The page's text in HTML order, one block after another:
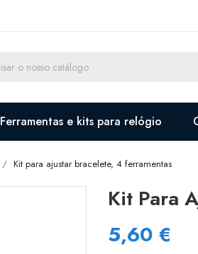
Ferramentas e kits para relógio
Kit para ajustar bracelete, 4 ferramentas
Kit Para
5,60 €